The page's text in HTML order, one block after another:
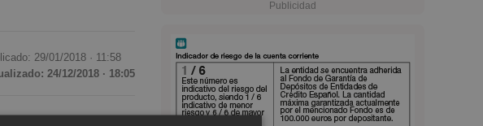
29/01/2018 · 11:58
24/12/2018 · 18:05